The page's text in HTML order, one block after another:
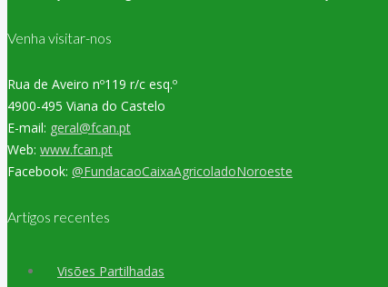
Venha visitar-nos
Rua de Aveiro nº119 r/c esq.º
4900-495 Viana do Castelo
E-mail: geral@fcan.pt
Web: www.fcan.pt
Facebook: @FundacaoCaixaAgricoladoNoroeste
Artigos recentes
Visões Partilhadas